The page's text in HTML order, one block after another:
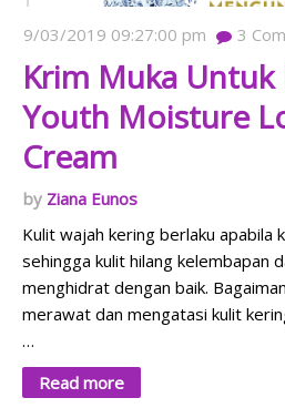
9/03/2019 09:27:00 pm 3
Krim Muka Untuk
Youth Moisture
Cream
Ziana Eunos
Kulit wajah kering berlaku apabila
sehingga kulit hilang kelembapan
menghidrat dengan baik.
merawat dan mengatasi kulit
…
Read more